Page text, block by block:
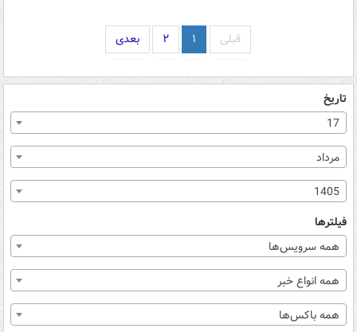
قبلی ۱ ۲ بعدی
تاریخ
17
مرداد
1405
فیلترها
همه سرویس‌ها
همه انواع خبر
همه باکس‌ها